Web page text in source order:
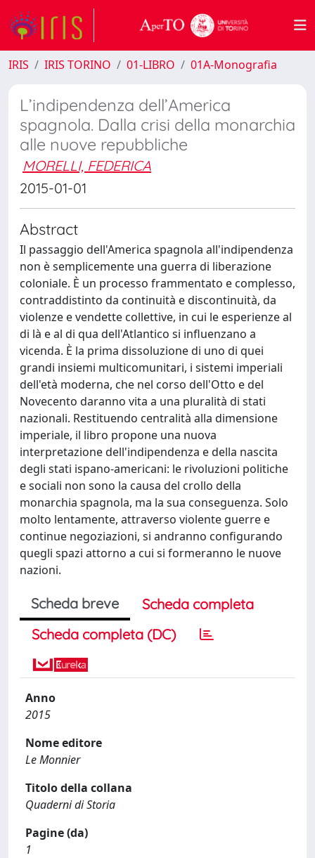
IRIS IRIS TORINO 01-LIBRO 01A-Monografia
L’indipendenza dell’America
spagnola. Dalla crisi della monarchia
alle nuove repubbliche
MORELLI, FEDERICA
2015-01-01
Abstract
Il passaggio dell'America spagnola all'indipendenza
non è semplicemente una guerra di liberazione
coloniale. È un processo frammentato e complesso,
contraddistinto da continuità e discontinuità, da
violenze e vendette collettive, in cui le esperienze al
di là e al di qua dell'Atlantico si influenzano a
vicenda. È la prima dissoluzione di uno di quei
grandi insiemi multicomunitari, i sistemi imperiali
dell'età moderna, che nel corso dell'Otto e del
Novecento daranno vita a una pluralità di stati
nazionali. Restituendo centralità alla dimensione
imperiale, il libro propone una nuova
interpretazione dell'indipendenza e della nascita
degli stati ispano-americani: le rivoluzioni politiche
e sociali non sono la causa del crollo della
monarchia spagnola, ma la sua conseguenza. Solo
molto lentamente, attraverso violente guerre e
continue negoziazioni, si andranno configurando
quegli spazi attorno a cui si formeranno le nuove
nazioni.
Scheda breve
Scheda completa
Scheda completa (DC)
Anno
2015
Nome editore
Le Monnier
Titolo della collana
Quaderni di Storia
Pagine (da)
1